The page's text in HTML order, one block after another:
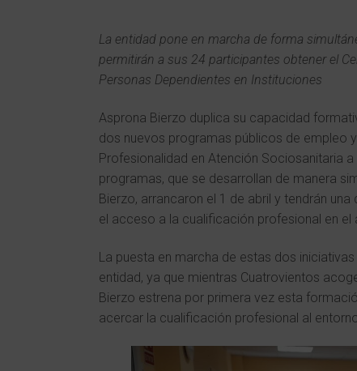
La entidad pone en marcha de forma
permitirán a sus 24 participantes obtener el
Personas Dependientes en Instituciones
Asprona Bierzo duplica su capacidad
dos nuevos programas públicos de empleo
Profesionalidad en Atención Sociosanitaria
programas, que se desarrollan de manera
Bierzo, arrancaron el 1 de abril y tendrán
el acceso a la cualificación profesional en
La puesta en marcha de estas dos
entidad, ya que mientras Cuatrovientos
Bierzo estrena por primera vez esta
acercar la cualificación profesional al